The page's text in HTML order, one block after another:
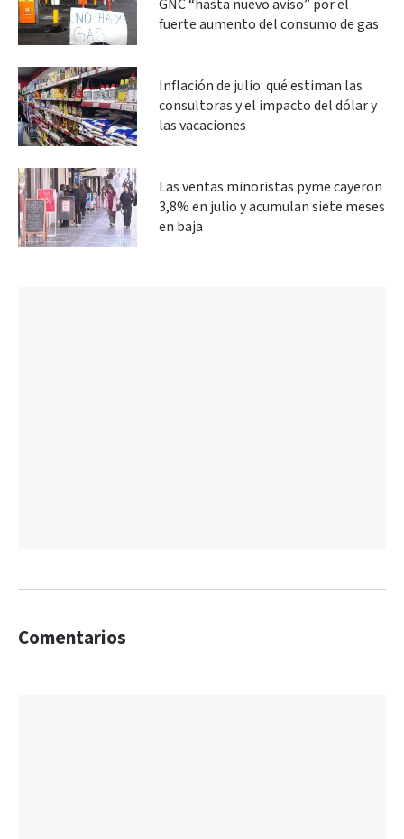
GNC “hasta nuevo aviso” por el
fuerte aumento del consumo de gas
Inflación de julio: qué estiman las
consultoras y el impacto del dólar y
las vacaciones
Las ventas minoristas pyme cayeron
3,8% en julio y acumulan siete meses
en baja
Comentarios